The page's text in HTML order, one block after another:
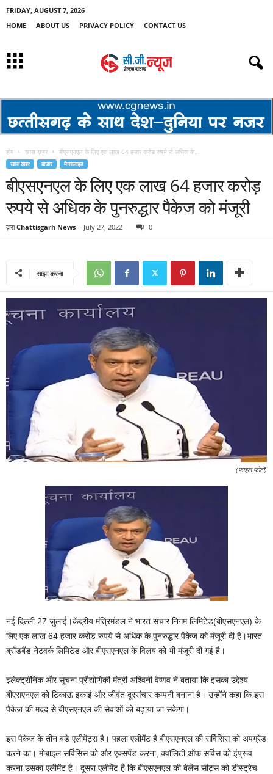
FRIDAY, AUGUST 7, 2026
HOME
ABOUT US PRIVACY POLICY CONTACT US
होम खास ख़बर बीएसएनएल के लिए एक लाख 64 हजार करोड़ रुपये से अधिक के...
खास ख़बर बाजार मेनस्लाइड
बीएसएनएल के लिए एक लाख 64 हजार करोड़
रुपये से अधिक के पुनरुद्धार पैकेज को मंजूरी
द्वारा Chattisgarh News - July 27, 2022 0
साझा करना
(फाइल फोटो)
नई दिल्ली 27 जुलाई।केंद्रीय मंत्रिमंडल ने भारत संचार निगम लिमिटेड(बीएसएनएल) के
लिए एक लाख 64 हजार करोड़ रुपये से अधिक के पुनरुद्धार पैकेज को मंजूरी दी है।भारत
ब्रॉडबैंड नेटवर्क लिमिटेड और बीएसएनएल के विलय को भी मंजूरी दी गई है।
इलेक्ट्रॉनिक और सूचना प्रौद्योगिकी मंत्री अश्विनी वैष्णव ने बताया कि इसका उद्देश्य
बीएसएनएल को टिकाऊ इकाई और जीवंत दूरसंचार कम्पनी बनाना है। उन्होंने कहा कि इस
पैकेज की मदद से बीएसएनएल की सेवाओं को बढ़ाया जा सकेगा।
इस पैकेज के तीन बडे एलीमेंट्स है। पहला एलीमेंट है बीएसएनएल की सर्विसिस को अपग्रेड
करने का। मोबाइल सर्विसिस को और एक्‍सपेंड करना, क्‍वॉलिटी ऑफ सर्विस को इंप्रूव
करना उसका एलीमेंट है। दूसरा एलीमेंट है कि बीएसएनएल की बेलेंस सीट्स को डीस्‍ट्रेच